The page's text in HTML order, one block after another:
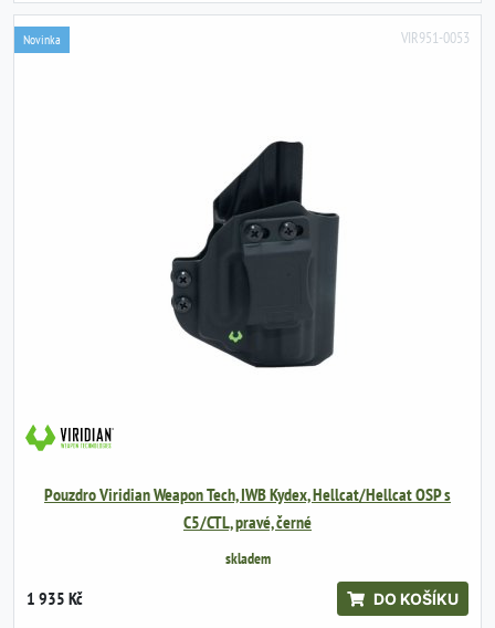
VIR951-0053
Novinka
Pouzdro Viridian Weapon Tech, IWB Kydex, Hellcat/Hellcat OSP s
C5/CTL, pravé, černé
skladem
1 935 Kč DO KOŠÍKU